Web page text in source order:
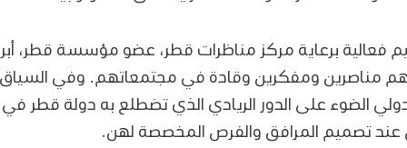
فعالية برعاية مركز مناظرات قطر، عضو مؤسسة قطر،
مناصرين ومفكرين وقادة في مجتمعاتهم. وفي
الضوء على الدور الريادي الذي تضطلع به دولة قطر في
عند تصميم المرافق والفرص المخصصة لهن.